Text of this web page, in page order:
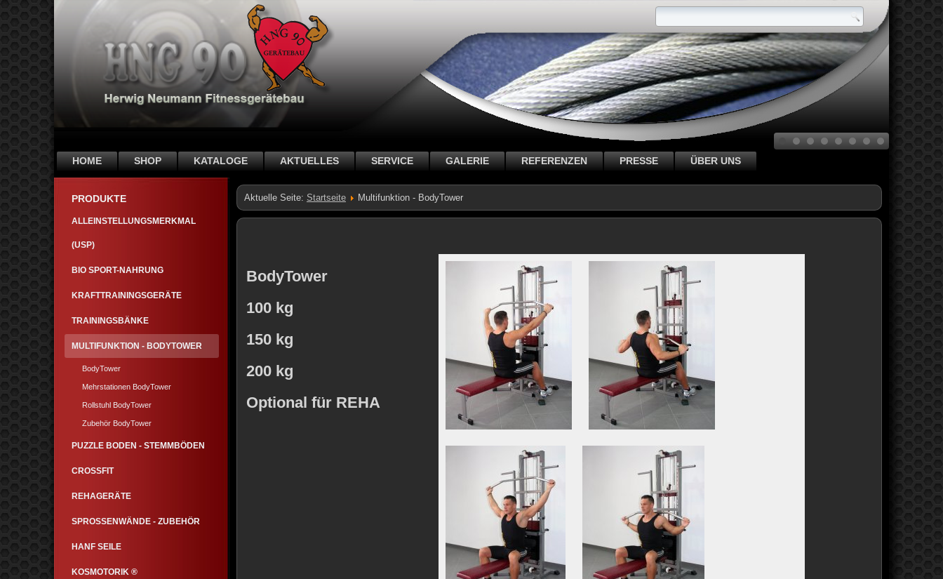
HOME SHOP KATALOGE AKTUELLES SERVICE GALERIE REFERENZEN PRESSE ÜBER UNS
PRODUKTE
ALLEINSTELLUNGSMERKMAL
(USP)
BIO SPORT-NAHRUNG
KRAFTTRAININGSGERÄTE
TRAININGSBÄNKE
MULTIFUNKTION - BODYTOWER
BodyTower
Mehrstationen BodyTower
Rollstuhl BodyTower
Zubehör BodyTower
PUZZLE BODEN - STEMMBÖDEN
CROSSFIT
REHAGERÄTE
SPROSSENWÄNDE - ZUBEHÖR
HANF SEILE
KOSMOTORIK ®
Aktuelle Seite: Startseite Multifunktion - BodyTower
BodyTower
100 kg
150 kg
200 kg
Optional für REHA